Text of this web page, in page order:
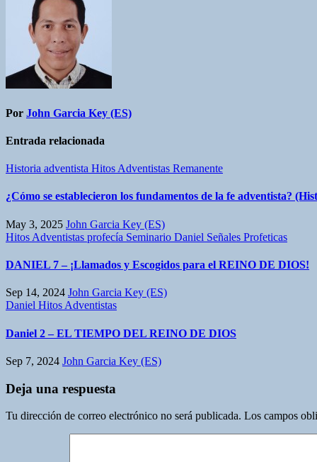
entradas
Por John Garcia Key (ES)
Entrada relacionada
Historia adventista Hitos Adventistas Remanente
¿Cómo se establecieron los fundamentos de la fe adventista?
May 3, 2025 John Garcia Key (ES)
Hitos Adventistas profecía Seminario Daniel Señales Profeticas
DANIEL 7 – ¡Llamados y Escogidos para el REINO DE DIOS!
Sep 14, 2024 John Garcia Key (ES)
Daniel Hitos Adventistas
Daniel 2 – EL TIEMPO DEL REINO DE DIOS
Sep 7, 2024 John Garcia Key (ES)
Deja una respuesta
Tu dirección de correo electrónico no será publicada. Los campos